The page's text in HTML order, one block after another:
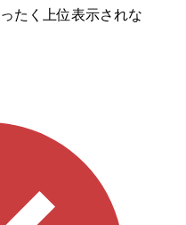
たく上位表示されな